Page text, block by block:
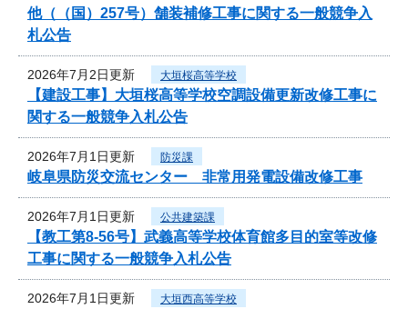
他（（国）257号）舗装補修工事に関する一般競争入
札公告
2026年7月2日更新 大垣桜高等学校
【建設工事】大垣桜高等学校空調設備更新改修工事に
関する一般競争入札公告
2026年7月1日更新 防災課
岐阜県防災交流センター 非常用発電設備改修工事
2026年7月1日更新 公共建築課
【教工第8-56号】武義高等学校体育館多目的室等改修
工事に関する一般競争入札公告
2026年7月1日更新 大垣西高等学校